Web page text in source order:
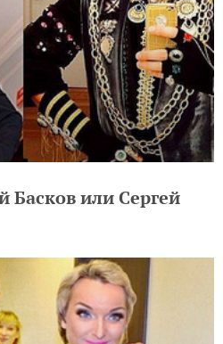
Басков или Сергей